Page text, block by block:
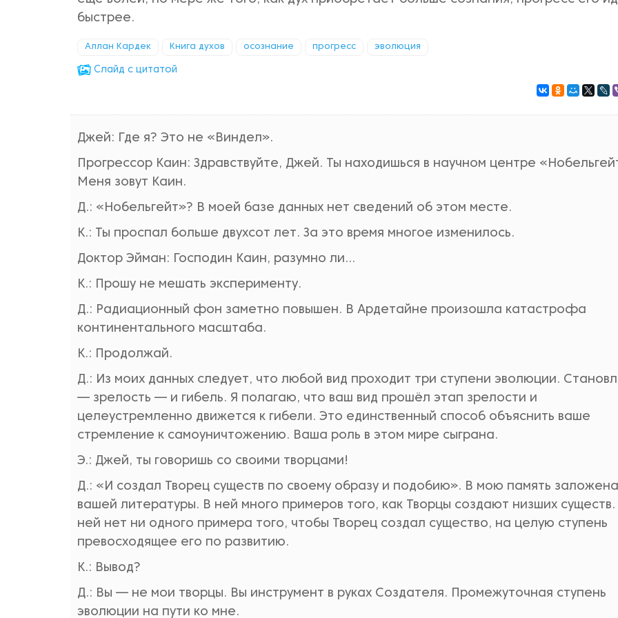
быстрее.
Аллан Кардек Книга духов осознание прогресс эволюция
Cлайд с цитатой
Джей: Где я? Это не «Виндел».
Прогрессор Каин: Здравствуйте, Джей. Ты находишься в научном центре
Меня зовут Каин.
Д.: «Нобельгейт»? В моей базе данных нет сведений об этом месте.
К.: Ты проспал больше двухсот лет. За это время многое изменилось.
Доктор Эйман: Господин Каин, разумно ли...
К.: Прошу не мешать эксперименту.
Д.: Радиационный фон заметно повышен. В Ардетайне произошла катастрофа
континентального масштаба.
К.: Продолжай.
Д.: Из моих данных следует, что любой вид проходит три ступени эволюции.
— зрелость — и гибель. Я полагаю, что ваш вид прошёл этап зрелости и
целеустремленно движется к гибели. Это единственный способ объяснить ваше
стремление к самоуничтожению. Ваша роль в этом мире сыграна.
Э.: Джей, ты говоришь со своими творцами!
Д.: «И создал Творец существ по своему образу и подобию». В мою память
вашей литературы. В ней много примеров того, как Творцы создают низших
ней нет ни одного примера того, чтобы Творец создал существо, на целую ступень
превосходящее его по развитию.
К.: Вывод?
Д.: Вы — не мои творцы. Вы инструмент в руках Создателя. Промежуточная ступень
эволюции на пути ко мне.